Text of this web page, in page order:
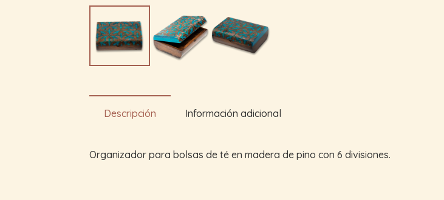
Descripción Información adicional
Organizador para bolsas de té en madera de pino con 6 divisiones.